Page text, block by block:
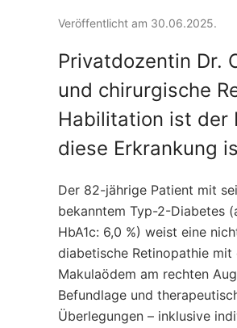
Veröffentlicht am 30.06.2025.
Privatdozentin Dr.
und chirurgische
Habilitation ist der
diese Erkrankung
Der 82-jährige Patient mit
bekanntem Typ-2-Diabetes
HbA1c: 6,0 %) weist eine
diabetische Retinopathie mit
Makulaödem am rechten
Befundlage und
Überlegungen – inklusive